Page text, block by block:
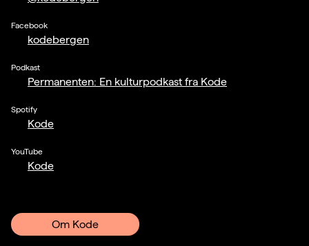
Facebook
kodebergen
Podkast
Permanenten: En kulturpodkast fra Kode
Spotify
Kode
YouTube
Kode
Om Kode